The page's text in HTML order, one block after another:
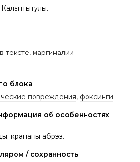
тексте, маргиналии
блока
повреждения, фоксинги
об особенностях
крапаны абрэз.
/ сохранность